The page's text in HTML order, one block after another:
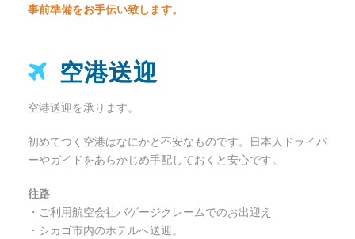
事前準備をお手伝い致します。
空港送迎
空港送迎を承ります。
初めてつく空港はなにかと不安なものです。日本人ドライバ
ーやガイドをあらかじめ手配しておくと安心です。
往路
・ご利用航空会社バゲージクレームでのお出迎え
・シカゴ市内のホテルへ送迎。